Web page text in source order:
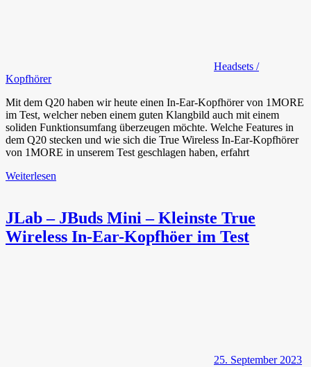
Headsets /
Kopfhörer
Mit dem Q20 haben wir heute einen In-Ear-Kopfhörer von 1MORE
im Test, welcher neben einem guten Klangbild auch mit einem
soliden Funktionsumfang überzeugen möchte. Welche Features in
dem Q20 stecken und wie sich die True Wireless In-Ear-Kopfhörer
von 1MORE in unserem Test geschlagen haben, erfahrt
Weiterlesen
JLab – JBuds Mini – Kleinste True
Wireless In-Ear-Kopfhöer im Test
25. September 2023